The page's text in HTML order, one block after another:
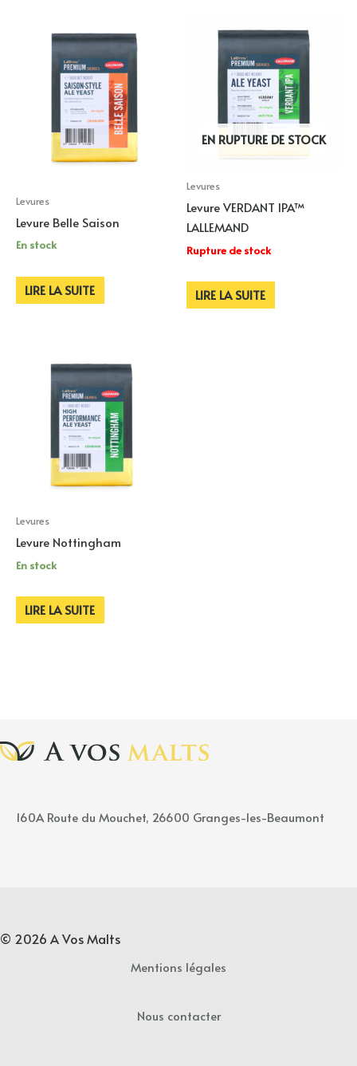
Levures
Levure Belle Saison
En stock
LIRE LA SUITE
EN RUPTURE DE STOCK
Levures
Levure VERDANT IPA™
LALLEMAND
Rupture de stock
LIRE LA SUITE
Levures
Levure Nottingham
En stock
LIRE LA SUITE
160A Route du Mouchet, 26600 Granges-les-Beaumont
© 2026 A Vos Malts
Mentions légales
Nous contacter